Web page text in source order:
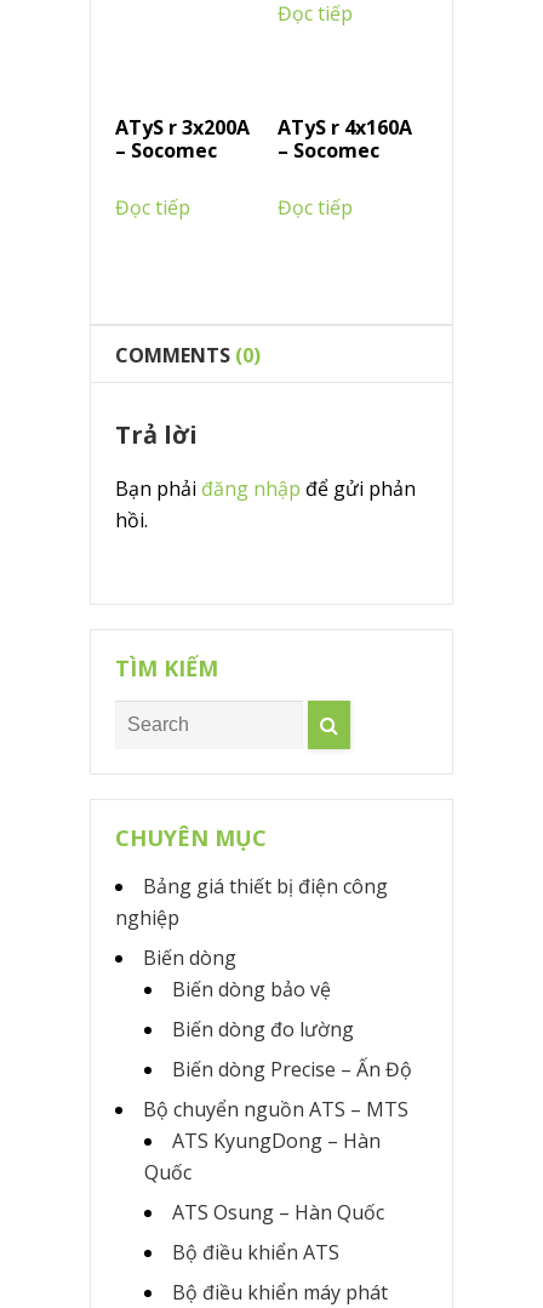
Đọc tiếp
ATyS r 3x200A
– Socomec
Đọc tiếp
ATyS r 4x160A
– Socomec
Đọc tiếp
COMMENTS (0)
Trả lời
Bạn phải đăng nhập để gửi phản
hồi.
TÌM KIẾM
CHUYÊN MỤC
Bảng giá thiết bị điện công
nghiệp
Biến dòng
Biến dòng bảo vệ
Biến dòng đo lường
Biến dòng Precise – Ấn Độ
Bộ chuyển nguồn ATS – MTS
ATS KyungDong – Hàn
Quốc
ATS Osung – Hàn Quốc
Bộ điều khiển ATS
Bộ điều khiển máy phát